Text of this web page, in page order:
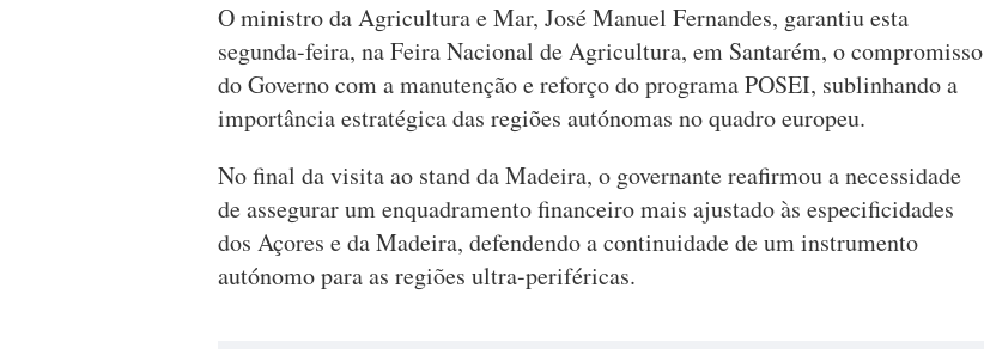
O ministro da Agricultura e Mar, José Manuel Fernandes, garantiu esta
segunda-feira, na Feira Nacional de Agricultura, em Santarém, o compromisso
do Governo com a manutenção e reforço do programa POSEI, sublinhando a
importância estratégica das regiões autónomas no quadro europeu.
No final da visita ao stand da Madeira, o governante reafirmou a necessidade
de assegurar um enquadramento financeiro mais ajustado às especificidades
dos Açores e da Madeira, defendendo a continuidade de um instrumento
autónomo para as regiões ultra-periféricas.